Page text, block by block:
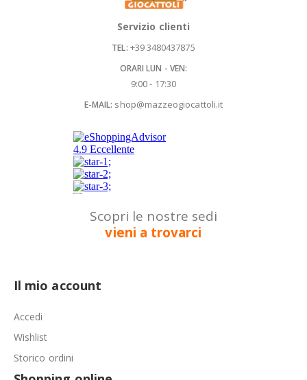
Servizio clienti
TEL: +39 3480437875
ORARI LUN - VEN:
9:00 - 17:30
E-MAIL: shop@mazzeogiocattoli.it
Scopri le nostre sedi
vieni a trovarci
Il mio account
Accedi
Wishlist
Storico ordini